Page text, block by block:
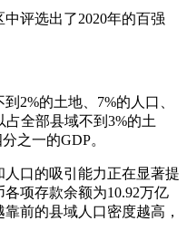
评选出了2020年的百强
2%的土地、7%的人口、
全部县域不到3%的土
之一的GDP。
口的吸引能力正在显著提
项存款余额为10.92万亿
前的县域人口密度越高，